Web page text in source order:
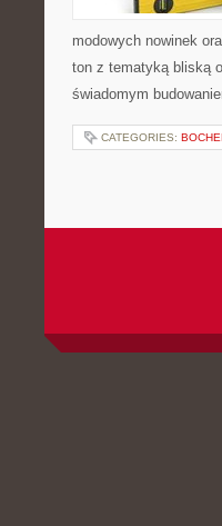
modowych nowinek
ton z tematyką bliską
świadomym
CATEGORIES: